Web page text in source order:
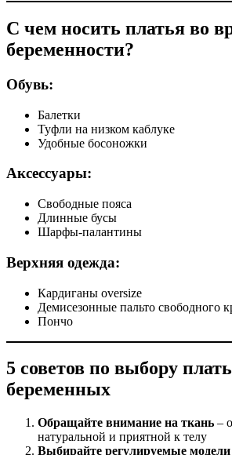
С чем носить платья во
беременности?
Обувь:
Балетки
Туфли на низком каблуке
Удобные босоножки
Аксессуары:
Свободные пояса
Длинные бусы
Шарфы-палантины
Верхняя одежда:
Кардиганы oversize
Демисезонные пальто свободного
Пончо
5 советов по выбору
беременных
Обращайте внимание на ткань –
натуральной и приятной к телу
Выбирайте регулируемые модели